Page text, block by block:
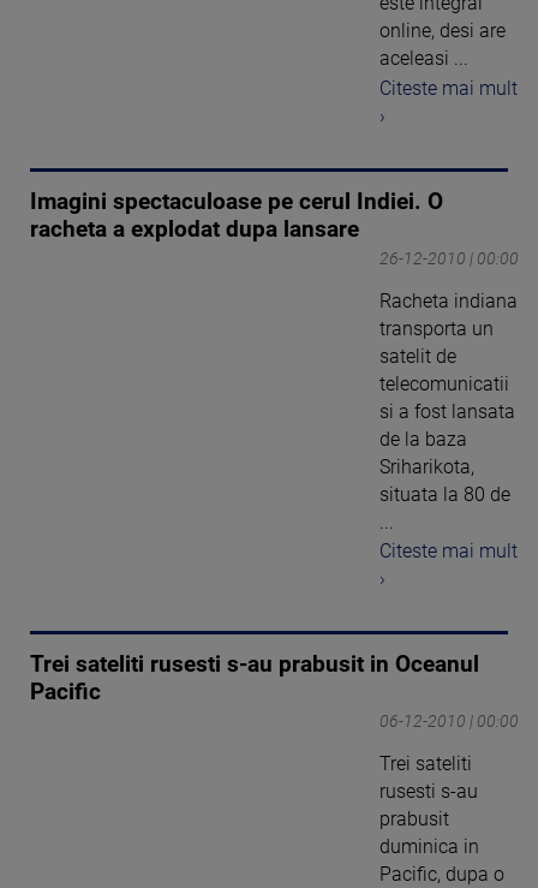
online, desi are
aceleasi ...
Citeste mai mult
›
Imagini spectaculoase pe cerul Indiei. O
racheta a explodat dupa lansare
26-12-2010 | 00:00
Racheta indiana
transporta un
satelit de
telecomunicatii
si a fost lansata
de la baza
Sriharikota,
situata la 80 de
Citeste mai mult
›
Trei sateliti rusesti s-au prabusit in Oceanul
Pacific
06-12-2010 | 00:00
Trei sateliti
rusesti s-au
prabusit
duminica in
Pacific, dupa o